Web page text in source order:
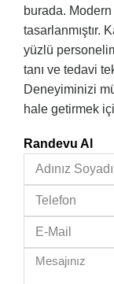
burada.
tasarlanmıştır.
yüzlü
tanı ve tedavi
Deneyiminizi
hale getirmek
Randevu Al